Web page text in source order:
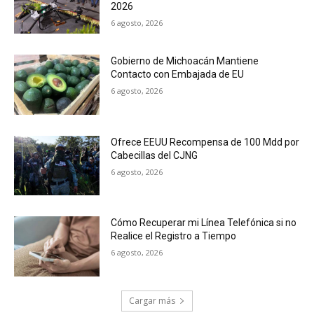
2026
6 agosto, 2026
Gobierno de Michoacán Mantiene
Contacto con Embajada de EU
6 agosto, 2026
Ofrece EEUU Recompensa de 100 Mdd por
Cabecillas del CJNG
6 agosto, 2026
Cómo Recuperar mi Línea Telefónica si no
Realice el Registro a Tiempo
6 agosto, 2026
Cargar más